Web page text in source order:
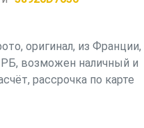
оригинал, из Франции,
РБ, возможен наличный и
рассрочка по карте